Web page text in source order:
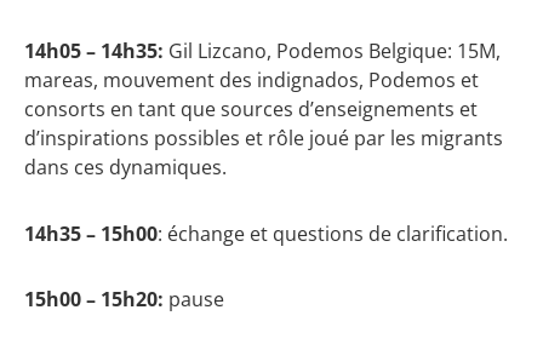
14h05 – 14h35: Gil Lizcano, Podemos Belgique: 15M,
mareas, mouvement des indignados, Podemos et
consorts en tant que sources d’enseignements et
d’inspirations possibles et rôle joué par les migrants
dans ces dynamiques.
14h35 – 15h00: échange et questions de clarification.
15h00 – 15h20: pause